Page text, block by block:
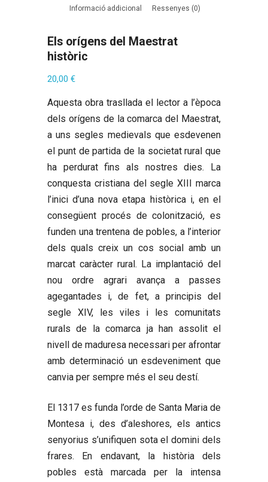
Informació addicional Ressenyes (0)
Els orígens del Maestrat
històric
20,00 €
Aquesta obra trasllada el lector a l’època
dels orígens de la comarca del Maestrat,
a uns segles medievals que esdevenen
el punt de partida de la societat rural que
ha perdurat fins als nostres dies. La
conquesta cristiana del segle XIII marca
l’inici d’una nova etapa històrica i, en el
consegüent procés de colonització, es
funden una trentena de pobles, a l’interior
dels quals creix un cos social amb un
marcat caràcter rural. La implantació del
nou ordre agrari avança a passes
agegantades i, de fet, a principis del
segle XIV, les viles i les comunitats
rurals de la comarca ja han assolit el
nivell de maduresa necessari per afrontar
amb determinació un esdeveniment que
canvia per sempre més el seu destí.
El 1317 es funda l’orde de Santa Maria de
Montesa i, des d’aleshores, els antics
senyorius s’unifiquen sota el domini dels
frares. En endavant, la història dels
pobles està marcada per la intensa